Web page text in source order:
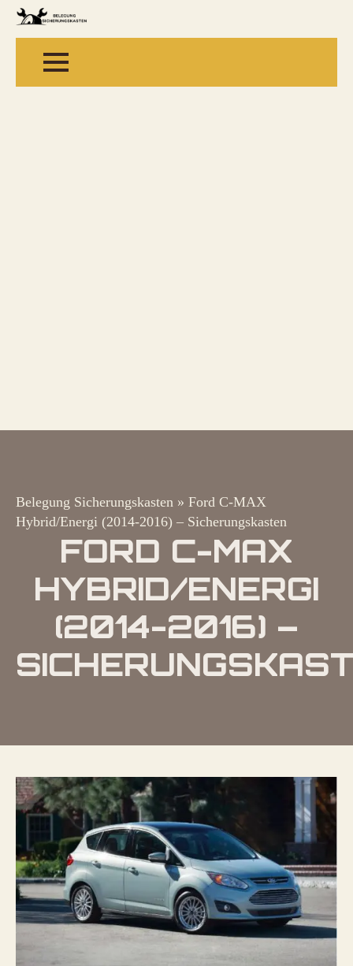
Belegung Sicherungskasten » Ford C-MAX
Hybrid/Energi (2014-2016) – Sicherungskasten
FORD C-MAX
HYBRID/ENERGI
(2014-2016) –